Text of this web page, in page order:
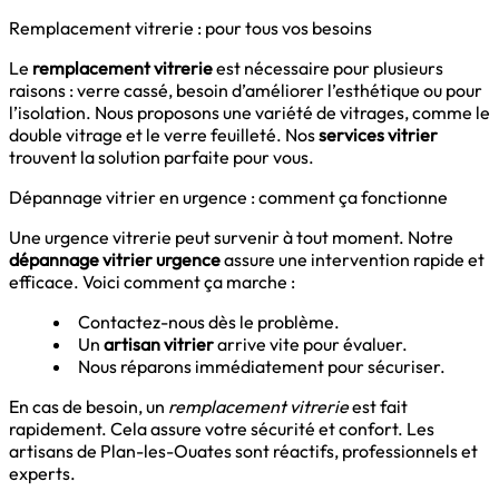
Remplacement vitrerie : pour tous vos besoins
Le remplacement vitrerieest nécessaire pour plusieurs
raisons : verre cassé, besoin d’améliorer l’esthétique ou pour
l’isolation. Nous proposons une variété de vitrages, comme le
double vitrage et le verre feuilleté. Nosservices vitrier
trouvent la solution parfaite pour vous.
Dépannage vitrier en urgence : comment ça fonctionne
Une urgence vitrerie peut survenir à tout moment. Notre
dépannage vitrier urgenceassure une intervention rapide et
efficace. Voici comment ça marche :
Contactez-nous dès le problème.
Un artisan vitrierarrive vite pour évaluer.
Nous réparons immédiatement pour sécuriser.
En cas de besoin, un remplacement vitrerieest fait
rapidement. Cela assure votre sécurité et confort. Les
artisans de Plan-les-Ouates sont réactifs, professionnels et
experts.